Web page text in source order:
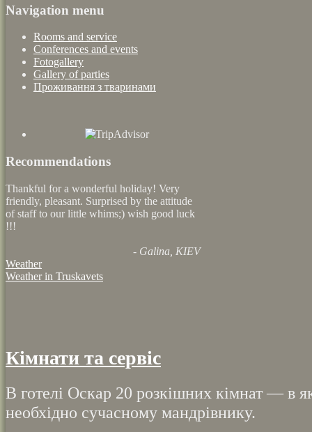
Navigation menu
Rooms and service
Conferences and events
Fotogallery
Gallery of parties
Проживання з тваринами
Recommendations
Thankful for a wonderful holiday! Very
friendly, pleasant. Surprised by the attitude
of staff to our little whims;) wish good luck
!!!
- Galina, KIEV
Weather
Weather in Truskavets
Кімнати та сервіс
В готелі Оскар 20 розкішних кімнат — в
необхідно сучасному мандрівнику.